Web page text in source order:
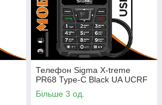
Телефон Sigma X-treme
PR68 Type-C Black UA UCRF
Більше 3 од.